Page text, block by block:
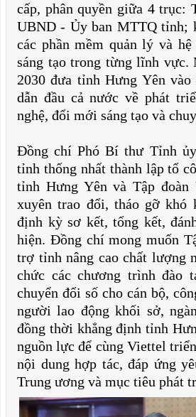
cấp, phân quyền giữa 4
UBND - Ủy ban MTTQ tỉnh;
các phần mềm quản lý và
sáng tạo trong từng lĩnh vực.
2030 đưa tỉnh Hưng Yên
dẫn đầu cả nước về phát
nghệ, đổi mới sáng tạo và
Đồng chí Phó Bí thư Tỉnh
tỉnh thống nhất thành lập tổ
tỉnh Hưng Yên và Tập đoàn
xuyên trao đổi, tháo gỡ khó
định kỳ sơ kết, tổng kết,
hiện. Đồng chí mong muốn
trợ tỉnh nâng cao chất lượng
chức các chương trình đào
chuyển đổi số cho cán bộ,
người lao động khối sở,
đồng thời khẳng định tỉnh
nguồn lực để cùng Viettel
nội dung hợp tác, đáp ứng
Trung ương và mục tiêu phát